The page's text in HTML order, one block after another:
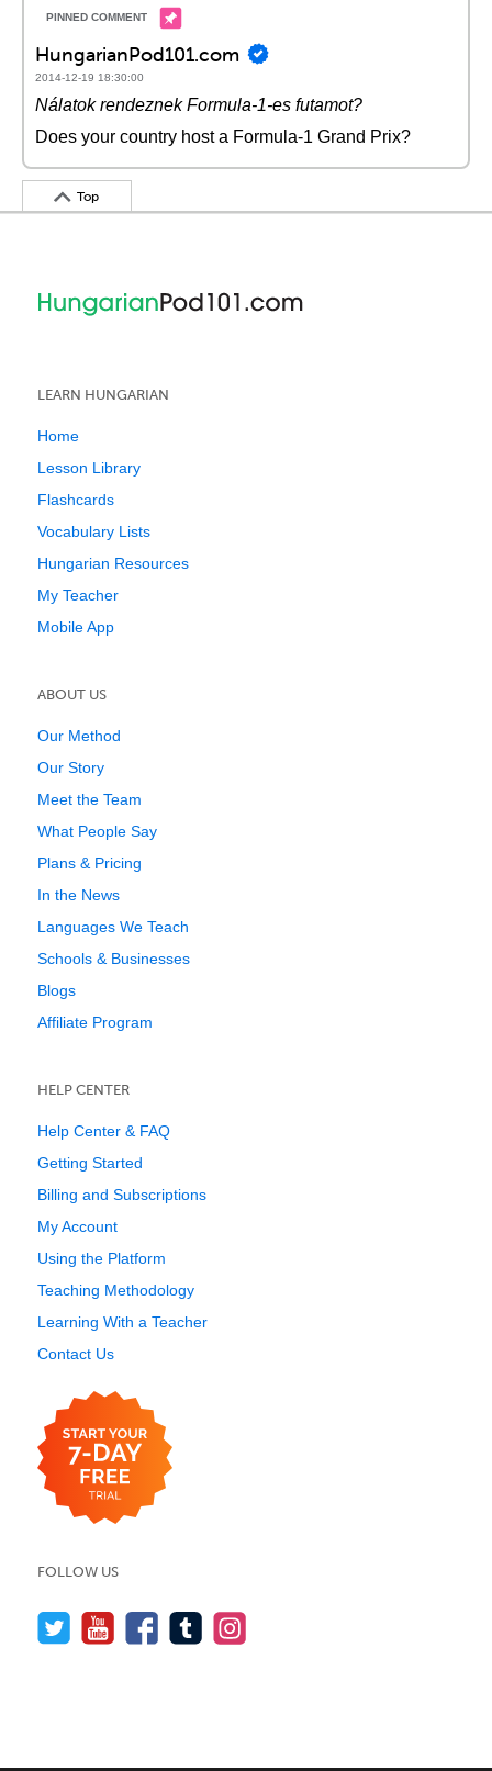
HungarianPod101.com
2014-12-19 18:30:00
Nálatok rendeznek Formula-1-es futamot?
Does your country host a Formula-1 Grand Prix?
Top
LEARN HUNGARIAN
Home
Lesson Library
Flashcards
Vocabulary Lists
Hungarian Resources
My Teacher
Mobile App
ABOUT US
Our Method
Our Story
Meet the Team
What People Say
Plans & Pricing
In the News
Languages We Teach
Schools & Businesses
Blogs
Affiliate Program
HELP CENTER
Help Center & FAQ
Getting Started
Billing and Subscriptions
My Account
Using the Platform
Teaching Methodology
Learning With a Teacher
Contact Us
FOLLOW US